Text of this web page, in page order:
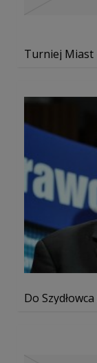
Turniej Miast
Do